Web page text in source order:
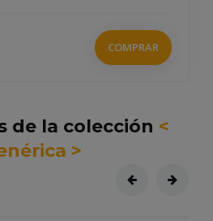
COMPRAR
de la colección <
>